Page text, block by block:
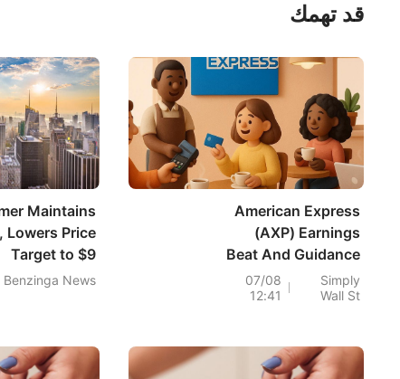
قد تهمك
American Express
(AXP) Earnings
Beat And Guidance
Raise Put Valuation
Back In Focus
Simply
Wall St
07/08
12:41
Maintains
Lowers Price
Target to $9
Benzinga News